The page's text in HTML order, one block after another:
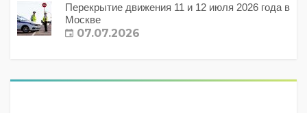
Перекрытие движения 11 и 12 июля 2026 года в
Москве
07.07.2026